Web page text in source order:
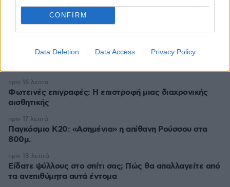
CONFIRM
Data Deletion Data Access Privacy Policy
Επτά τρόφιμα που μια διατροφολόγος τρώει για πρωινό
πριν 15 λεπτά
Τι έκανε η Κέιτ Μίντλετον στη διάρκεια της θεραπείας
Φωτεινές επιγραφές: Η επιστροφή μιας διαχρονικής
αισθητικής
πριν 16 λεπτά
Παγκόσμιο Κ20: «Ασημένια» η απίθανη Ρούσσου στα
800μ.
πριν 17 λεπτά
Είδατε ψύλλους στο σπίτι σας; Πώς θα απαλλαγείτε από
τα ανεπιθύμητα αυτά έντομα
πριν 18 λεπτά